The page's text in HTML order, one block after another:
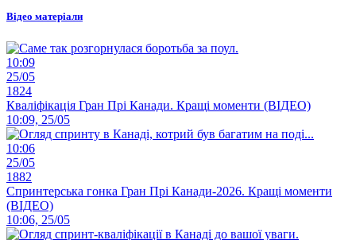
Відео матеріали
10:09
25/05
1824
Кваліфікація Гран Прі Канади. Кращі моменти (ВІДЕО)
10:09, 25/05
10:06
25/05
1882
Спринтерська гонка Гран Прі Канади-2026. Кращі моменти
(ВІДЕО)
10:06, 25/05